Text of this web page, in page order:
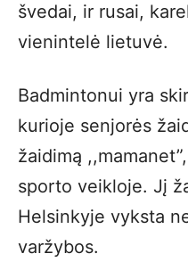
švedai, ir rusai,
vienintelė lietuvė.
Badmintonui yra
kurioje senjorės
žaidimą
sporto veikloje. Jį
Helsinkyje vyksta
varžybos.